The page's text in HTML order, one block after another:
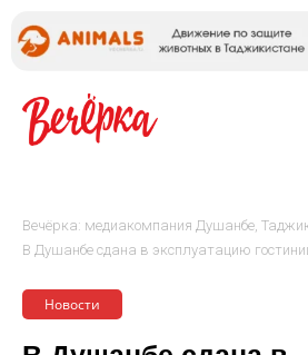
Вечёрка: медиакомпания Душанбе,
В Душанбе сдана в эксплуатацию
Новости